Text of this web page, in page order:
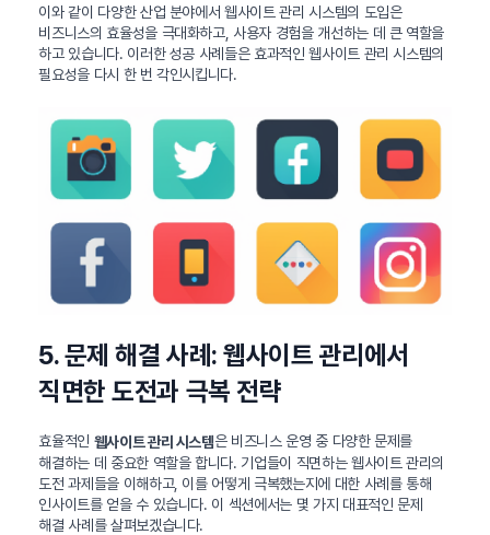
이와 같이 다양한 산업 분야에서 웹사이트 관리 시스템의 도입은
비즈니스의 효율성을 극대화하고, 사용자 경험을 개선하는 데 큰 역할을
하고 있습니다. 이러한 성공 사례들은 효과적인 웹사이트 관리 시스템의
필요성을 다시 한 번 각인시킵니다.
5. 문제 해결 사례: 웹사이트 관리에서
직면한 도전과 극복 전략
효율적인 웹사이트 관리 시스템은 비즈니스 운영 중 다양한 문제를
해결하는 데 중요한 역할을 합니다. 기업들이 직면하는 웹사이트 관리의
도전 과제들을 이해하고, 이를 어떻게 극복했는지에 대한 사례를 통해
인사이트를 얻을 수 있습니다. 이 섹션에서는 몇 가지 대표적인 문제
해결 사례를 살펴보겠습니다.